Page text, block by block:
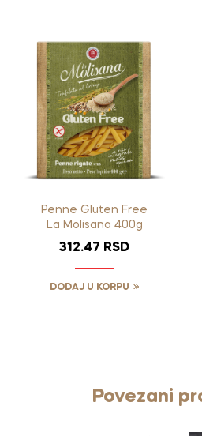
Penne Gluten Free
La Molisana 400g
312.47 RSD
DODAJ U KORPU
Povezani